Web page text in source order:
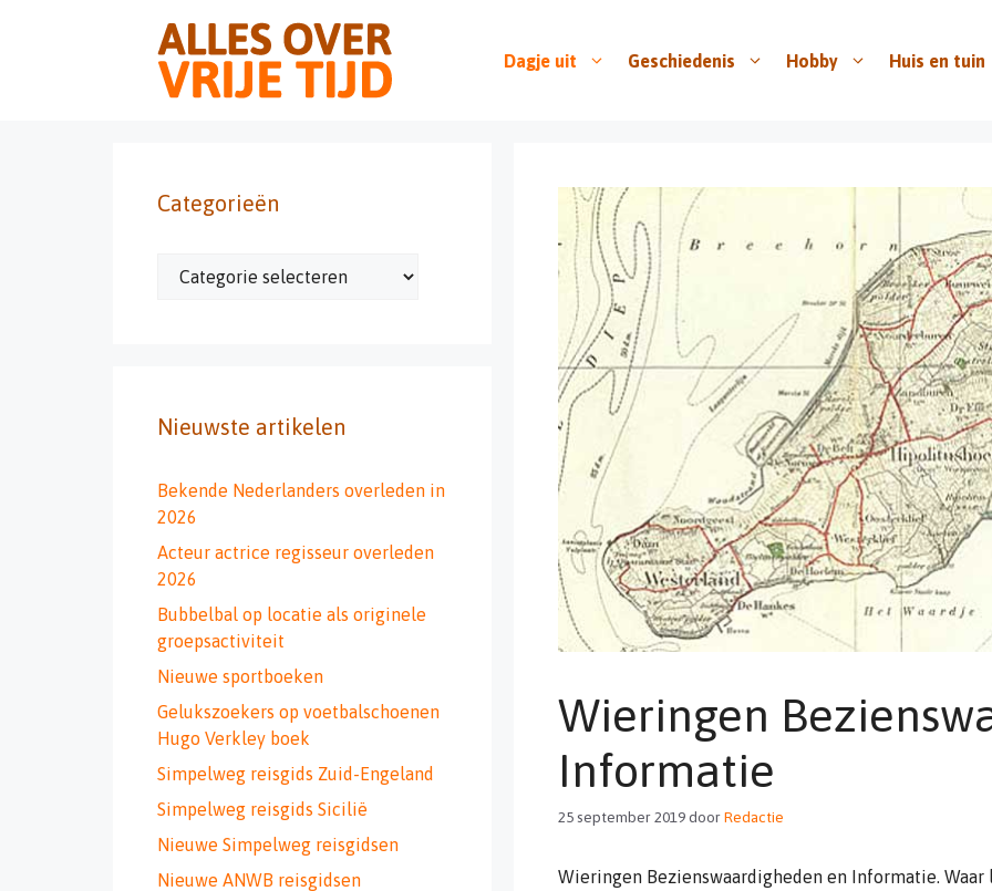
Dagje uit Geschiedenis Hobby Huis en tuin
Wieringen
Informatie
25 september 2019doorRedactie
Wieringen Bezienswaardigheden en Informatie.
Categorieën
Categorieën
Nieuwste artikelen
Bekende Nederlanders overleden in
2026
Acteur actrice regisseur overleden
2026
Bubbelbal op locatie als originele
groepsactiviteit
Nieuwe sportboeken
Gelukszoekers op voetbalschoenen
Hugo Verkley boek
Simpelweg reisgids Zuid-Engeland
Simpelweg reisgids Sicilië
Nieuwe Simpelweg reisgidsen
Nieuwe ANWB reisgidsen